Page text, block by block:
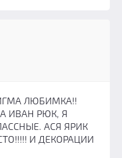
ЛЮБИМКА!!
ИВАН РЮК, Я
АСЯ ЯРИК
И ДЕКОРАЦИИ